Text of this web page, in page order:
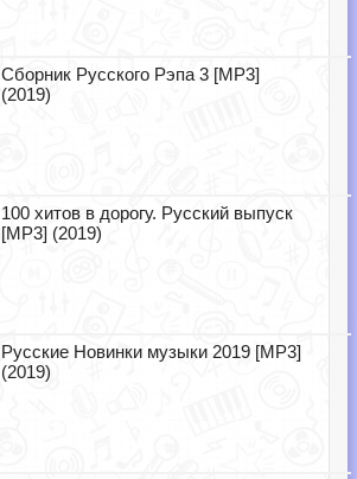
Сборник Русского Рэпа 3 [MP3]
(2019)
100 хитов в дорогу. Русский выпуск
[MP3] (2019)
Русские Новинки музыки 2019 [MP3]
(2019)